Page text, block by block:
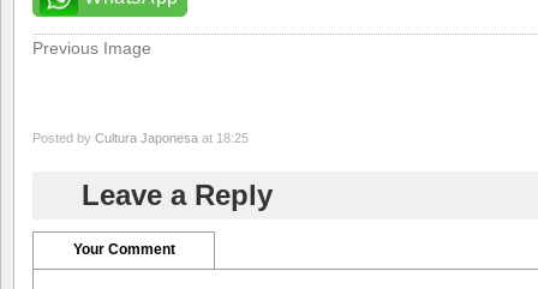
Previous Image
Posted by Cultura Japonesa at 18:25
Leave a Reply
Your Comment